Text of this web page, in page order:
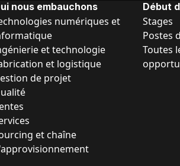
nous embauchons
numériques et
et technologie
et logistique
de projet
et chaîne
Début
Stages
Postes
Toutes